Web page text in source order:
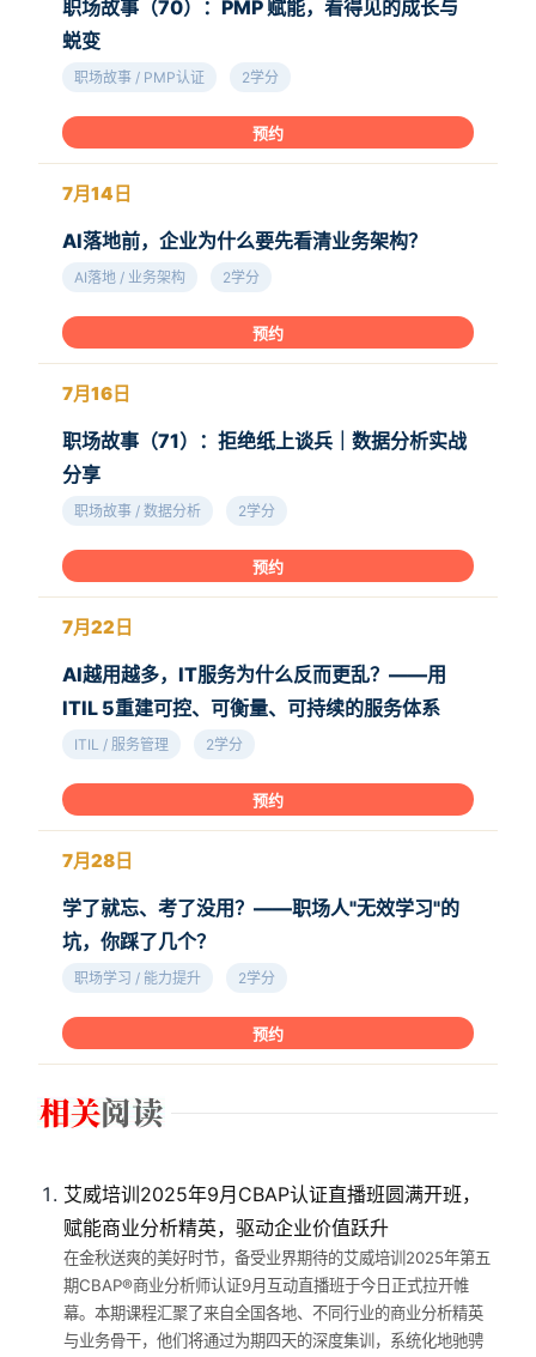
职场故事（70）：PMP 赋能，看得见的成长与
蜕变
职场故事 / PMP认证 2学分
预约
7月14日
AI落地前，企业为什么要先看清业务架构？
AI落地 / 业务架构 2学分
预约
7月16日
职场故事（71）：拒绝纸上谈兵｜数据分析实战
分享
职场故事 / 数据分析 2学分
预约
7月22日
AI越用越多，IT服务为什么反而更乱？——用
ITIL 5重建可控、可衡量、可持续的服务体系
ITIL / 服务管理 2学分
预约
7月28日
学了就忘、考了没用？——职场人"无效学习"的
坑，你踩了几个？
职场学习 / 能力提升 2学分
预约
艾威培训2025年9月CBAP认证直播班圆满开班，
赋能商业分析精英，驱动企业价值跃升
在金秋送爽的美好时节，备受业界期待的艾威培训2025年第五
期CBAP®商业分析师认证9月互动直播班于今日正式拉开帷
幕。本期课程汇聚了来自全国各地、不同行业的商业分析精英
与业务骨干，他们将通过为期四天的深度集训，系统化地驰骋